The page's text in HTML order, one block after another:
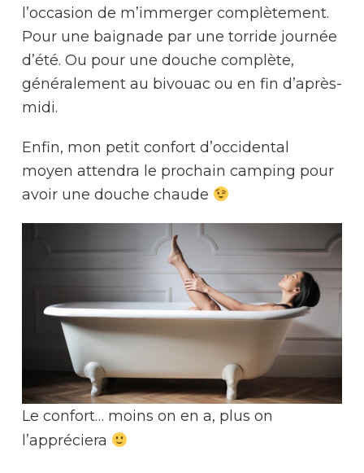
l’occasion de m’immerger complètement.
Pour une baignade par une torride journée
d’été. Ou pour une douche complète,
généralement au bivouac ou en fin d’après-
midi.
Enfin, mon petit confort d’occidental
moyen attendra le prochain camping pour
avoir une douche chaude
Le confort… moins on en a, plus on
l’appréciera